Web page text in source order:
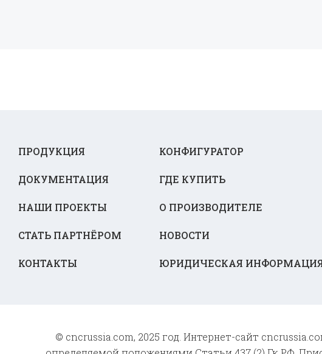
ПРОДУКЦИЯ КОНФИГУРАТОР
ДОКУМЕНТАЦИЯ ГДЕ КУПИТЬ
НАШИ ПРОЕКТЫ О ПРОИЗВОДИТЕЛЕ
СТАТЬ ПАРТНЁРОМ НОВОСТИ
КОНТАКТЫ ЮРИДИЧЕСКАЯ
© cncrussia.com, 2025 год. Интернет-сайт